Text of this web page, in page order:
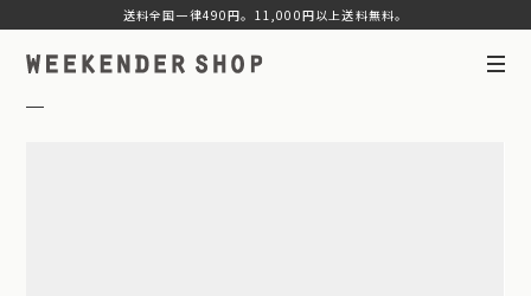
送料全国一律490円。11,000円以上送料無料。